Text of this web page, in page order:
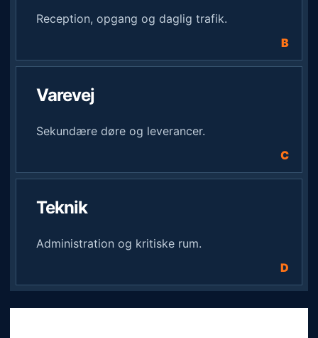
Reception, opgang og daglig trafik.
Varevej
Sekundære døre og leverancer.
Teknik
Administration og kritiske rum.